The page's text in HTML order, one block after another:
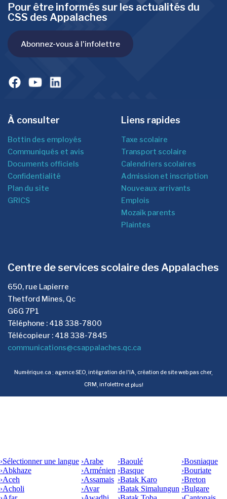
Pour être informés sur les actualités du
CSS des Appalaches
Abonnez-vous à l'infolettre
À consulter
Bottin des employés
Communiqués et avis
Documents officiels
Confidentialité
Plan du site
GRICS
Liens rapides
Taxe scolaire
Transport scolaire
Calendriers scolaires
Admission et inscription
Nouveaux arrivants
Emplois
Mozaîk parents
Plaintes
Centre de services scolaire des Appalaches
650, rue Lapierre
Thetford Mines, Qc
G6G 7P1
Téléphone : 418 338-7800
Télécopieur : 418 338-7845
communications@csappalaches.qc.ca
Numérique.ca : agence SEO intégration de l'IA création de site web pas cher,
CRM infolettreet plus!